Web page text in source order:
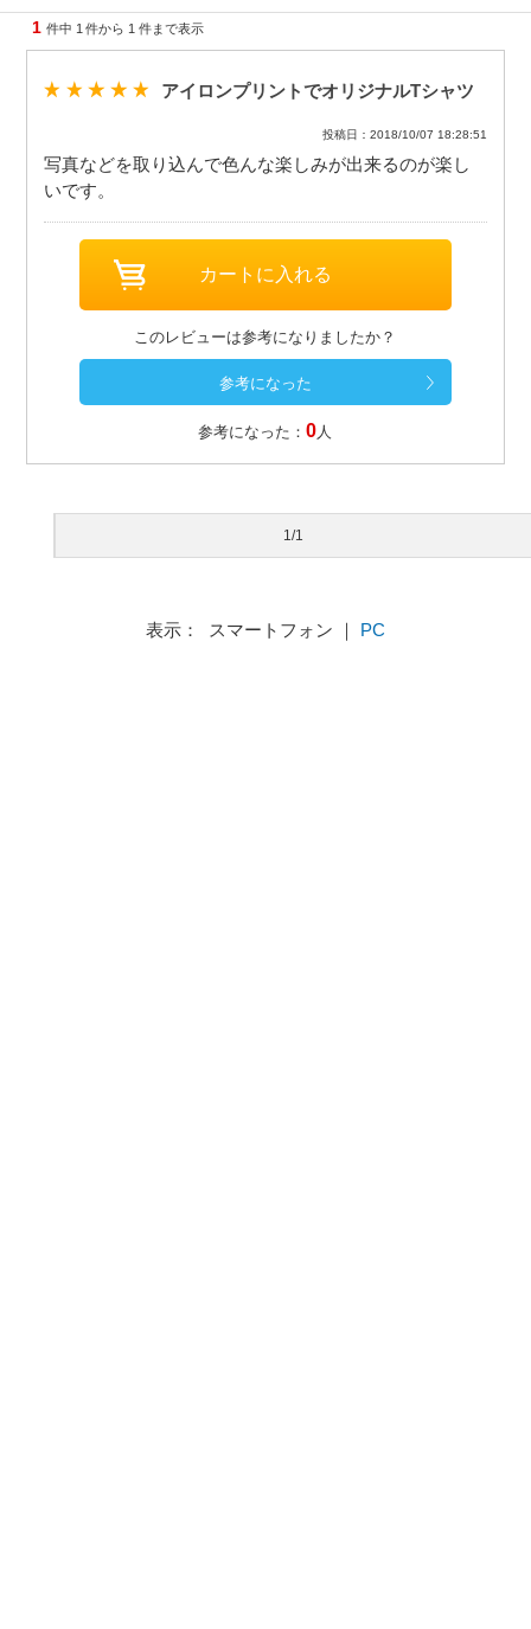
1 件中 1 件から 1 件まで表示
アイロンプリントでオリジナルTシャツ
投稿日：2018/10/07 18:28:51
写真などを取り込んで色んな楽しみが出来るのが楽し
いです。
このレビューは参考になりましたか？
参考になった：0 人
1/1
表示： スマートフォン ｜ PC